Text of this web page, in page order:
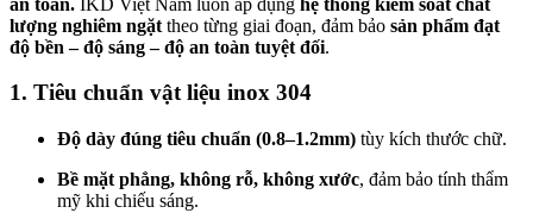
lượng nghiêm ngặt theo từng giai đoạn, đảm bảo sản phẩm đạt
độ bền – độ sáng – độ an toàn tuyệt đối.
1. Tiêu chuẩn vật liệu inox 304
Độ dày đúng tiêu chuẩn (0.8–1.2mm) tùy kích thước chữ.
Bề mặt phẳng, không rỗ, không xước, đảm bảo tính thẩm
mỹ khi chiếu sáng.